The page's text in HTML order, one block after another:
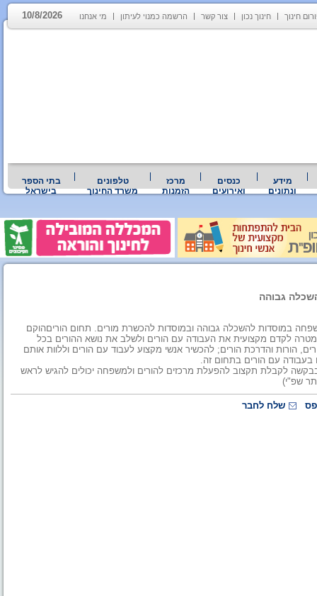
חינוך חינוך נכון צור קשר הרשמה כמנוי לעיתון מי אנחנו 10/8/2026
מידע
ונתונים
כנסים
ואירועים
מרכז
הזמנות
טלפונים
משרד החינוך
בתי הספר
בישראל
גבוהה
במוסדות להשכלה גבוהה ובמוסדות להכשרת מורים. תחום הוריםהוקם
לקדם מקצועית את העבודה עם הורים ולשלב את נושא ההורים בכל
הורות והדרכת הורים; להכשיר אנשי מקצוע לעבוד עם הורים וללוות אותם
בעבודה עם הורים בתחום זה.
לקבלת תקצוב להפעלת מרכזים להורים ולמשפחה יכולים להגיש לראש
שלח לחבר